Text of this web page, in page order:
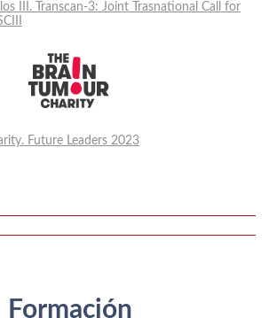
III. Transcan-3: Joint Trasnational Call for
Future Leaders 2023
Formación